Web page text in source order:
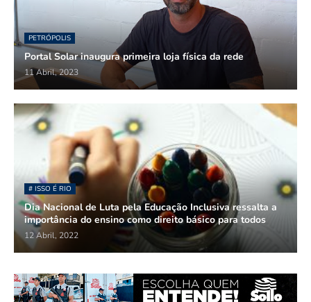
PETRÓPOLIS
Portal Solar inaugura primeira loja física da rede
11 Abril, 2023
# ISSO É RIO
Dia Nacional de Luta pela Educação Inclusiva ressalta a
importância do ensino como direito básico para todos
12 Abril, 2022